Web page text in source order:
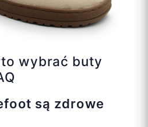
wybrać buty
są zdrowe